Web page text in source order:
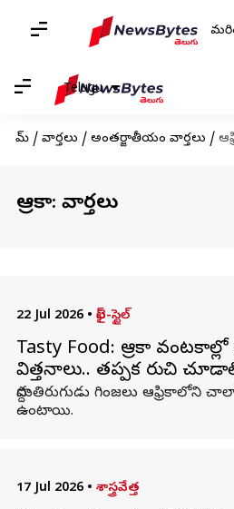
Telugu
హోమ్ / వార్తలు / అంతర్జాతీయం వార్తలు /
ఆఫ్రికా: వార్తలు
22 Jul 2026 • లైఫ్-స్టైల్
Tasty Food: ఆఫ్రికా వంటకాల్లో
విత్తనాలు.. తప్పక రుచి
పొద్దుతిరుగుడు గింజలు ఆఫ్రికాలోని
ఉంటాయి.
17 Jul 2026 • శాస్త్రవేత్త